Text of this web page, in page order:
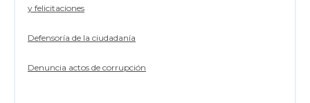
y felicitaciones
Defensoría de la ciudadanía
Denuncia actos de corrupción